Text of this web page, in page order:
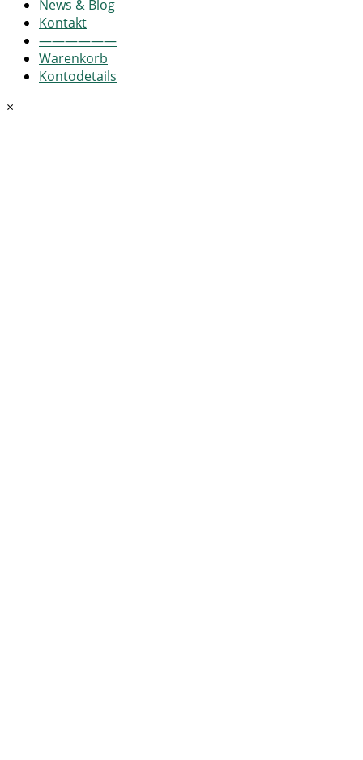
News & Blog
Kontakt
——————
Warenkorb
Kontodetails
×